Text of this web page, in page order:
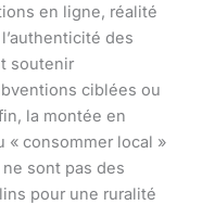
en ligne, réalité
des
soutenir
ciblées ou
la montée en
« consommer local »
sont pas des
pour une ruralité